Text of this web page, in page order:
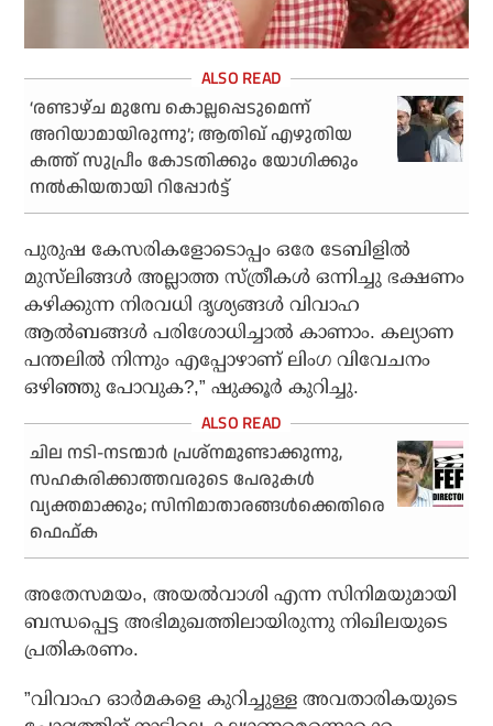
‘രണ്ടാഴ്ച മുമ്പേ കൊല്ലപ്പെടുമെന്ന്
അറിയാമായിരുന്നു’; ആതിഖ് എഴുതിയ
കത്ത് സുപ്രീം കോടതിക്കും യോഗിക്കും
നല്‍കിയതായി റിപ്പോര്‍ട്ട്
പുരുഷ കേസരികളോടൊപ്പം ഒരേ ടേബിളില്‍
മുസ്‌ലിങ്ങള്‍ അല്ലാത്ത സ്ത്രീകള്‍ ഒന്നിച്ചു ഭക്ഷണം
കഴിക്കുന്ന നിരവധി ദൃശ്യങ്ങള്‍ വിവാഹ
ആല്‍ബങ്ങള്‍ പരിശോധിച്ചാല്‍ കാണാം. കല്യാണ
പന്തലില്‍ നിന്നും എപ്പോഴാണ് ലിംഗ വിവേചനം
ഒഴിഞ്ഞു പോവുക?,” ഷുക്കൂര്‍ കുറിച്ചു.
ചില നടി-നടന്മാര്‍ പ്രശ്‌നമുണ്ടാക്കുന്നു,
സഹകരിക്കാത്തവരുടെ പേരുകള്‍
വ്യക്തമാക്കും; സിനിമാതാരങ്ങള്‍ക്കെതിരെ
ഫെഫ്ക
അതേസമയം, അയല്‍വാശി എന്ന സിനിമയുമായി
ബന്ധപ്പെട്ട അഭിമുഖത്തിലായിരുന്നു നിഖിലയുടെ
പ്രതികരണം.
”വിവാഹ ഓര്‍മകളെ കുറിച്ചുള്ള അവതാരികയുടെ